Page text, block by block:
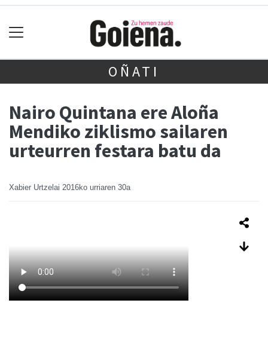
OÑATI
Nairo Quintana ere Aloña
Mendiko ziklismo sailaren
urteurren festara batu da
Xabier Urtzelai 2016ko urriaren 30a